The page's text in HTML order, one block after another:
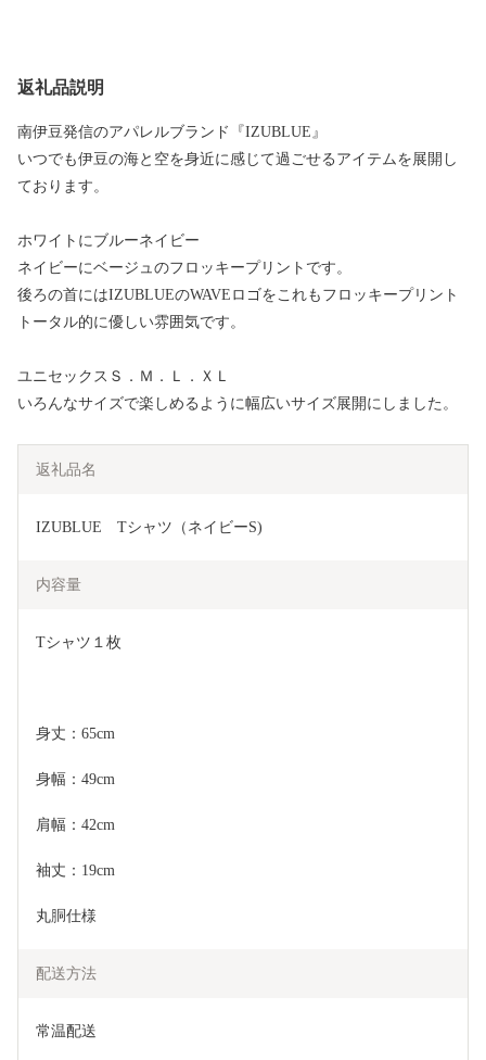
返礼品説明
南伊豆発信のアパレルブランド『IZUBLUE』
いつでも伊豆の海と空を身近に感じて過ごせるアイテムを展開し
ております。
ホワイトにブルーネイビー
ネイビーにベージュのフロッキープリントです。
後ろの首にはIZUBLUEのWAVEロゴをこれもフロッキープリント
トータル的に優しい雰囲気です。
ユニセックスＳ．Ｍ．Ｌ．ＸＬ
いろんなサイズで楽しめるように幅広いサイズ展開にしました。
返礼品名
IZUBLUE　Tシャツ（ネイビーS)
内容量
Tシャツ１枚
身丈：65cm
身幅：49cm
肩幅：42cm
袖丈：19cm
丸胴仕様
配送方法
常温配送